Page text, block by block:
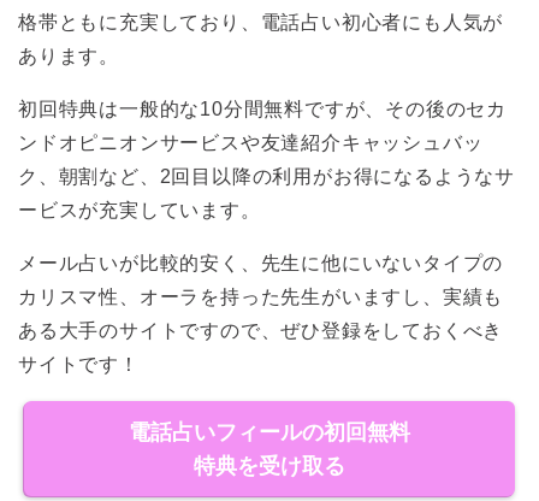
格帯ともに充実しており、電話占い初心者にも人気が
あります。
初回特典は一般的な10分間無料ですが、その後のセカ
ンドオピニオンサービスや友達紹介キャッシュバッ
ク、朝割など、2回目以降の利用がお得になるようなサ
ービスが充実しています。
メール占いが比較的安く、先生に他にいないタイプの
カリスマ性、オーラを持った先生がいますし、実績も
ある大手のサイトですので、ぜひ登録をしておくべき
サイトです！
電話占いフィールの初回無料
特典を受け取る